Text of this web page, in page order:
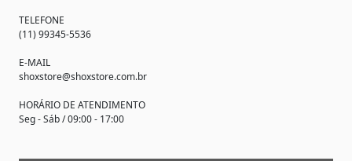
TELEFONE
(11) 99345-5536
E-MAIL
shoxstore@shoxstore.com.br
HORÁRIO DE ATENDIMENTO
Seg - Sáb / 09:00 - 17:00